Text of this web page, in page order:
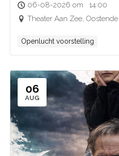
06-08-2026 om 14:00
Theater Aan Zee, Oostende
Openlucht voorstelling
06
AUG